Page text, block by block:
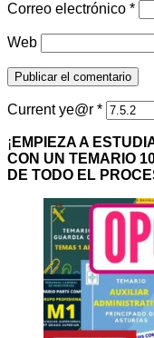
Correo electrónico *
Web
Current ye@r *
¡ EMPIEZA A
CON UN TEMARIO
DE TODO EL